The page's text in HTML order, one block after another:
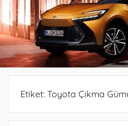
Etiket: Toyota Çıkma